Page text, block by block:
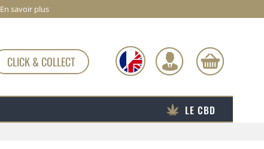
En savoir plus
CLICK & COLLECT
LE CBD